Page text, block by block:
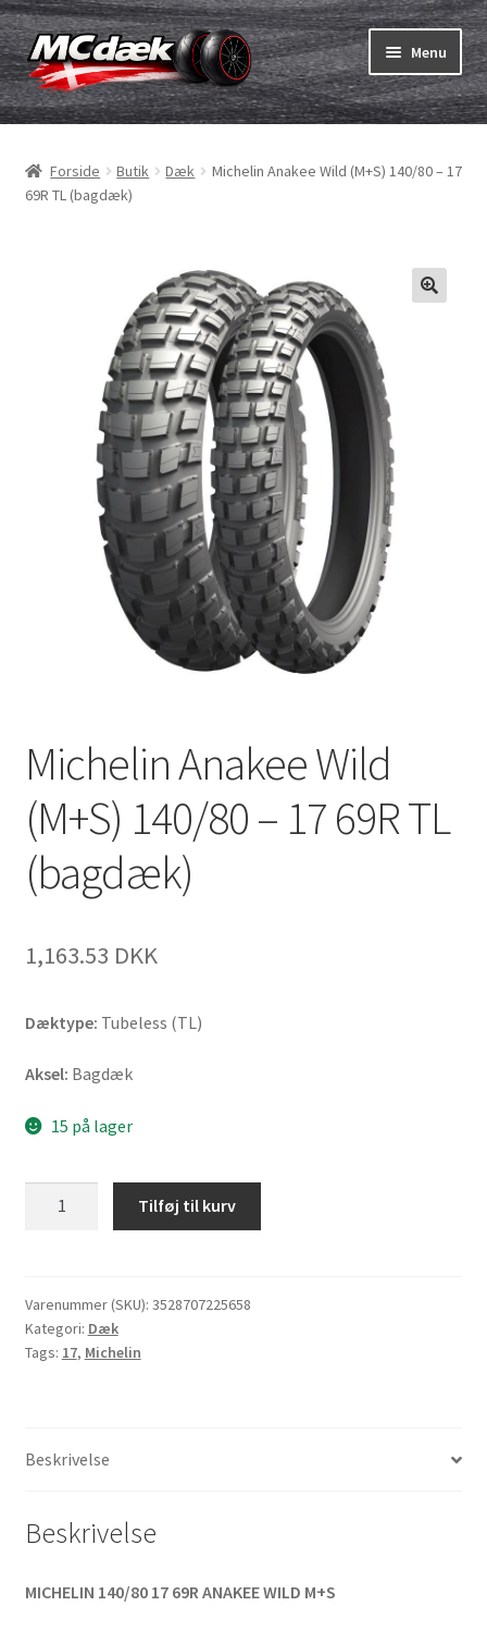
Spring
til
navigation
Spring
til
indhold
Menu
Dæk
Udfold
Slanger & fælgband
Udfold
Udfold
MC dæk test
Kontakt os
Forside Butik Dæk
Michelin Anakee Wild (M+S) 140/80 – 17
69R TL (bagdæk)
Michelin Anakee Wild
(M+S) 140/80 – 17 69R TL
(bagdæk)
1,163.53 DKK
Dæktype: Tubeless (TL)
Aksel: Bagdæk
15 på lager
140/80
-
17
antal
Tilføj til kurv
Varenummer (SKU): 3528707225658
Kategori: Dæk
Tags: 17, Michelin
Beskrivelse
Beskrivelse
MICHELIN 140/80 17 69R ANAKEE WILD M+S